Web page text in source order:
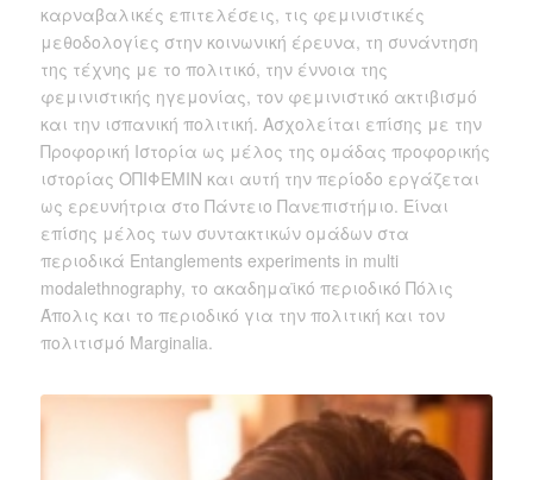
καρναβαλικές επιτελέσεις, τις φεμινιστικές
μεθοδολογίες στην κοινωνική έρευνα, τη συνάντηση
της τέχνης με το πολιτικό, την έννοια της
φεμινιστικής ηγεμονίας, τον φεμινιστικό ακτιβισμό
και την ισπανική πολιτική. Ασχολείται επίσης με την
Προφορική Ιστορία ως μέλος της ομάδας προφορικής
ιστορίας ΟΠΙΦΕΜΙΝ και αυτή την περίοδο εργάζεται
ως ερευνήτρια στο Πάντειο Πανεπιστήμιο. Είναι
επίσης μέλος των συντακτικών ομάδων στα
περιοδικά Entanglements experiments in multi
modalethnography, το ακαδημαϊκό περιοδικό Πόλις
Άπολις και το περιοδικό για την πολιτική και τον
πολιτισμό Marginalia.